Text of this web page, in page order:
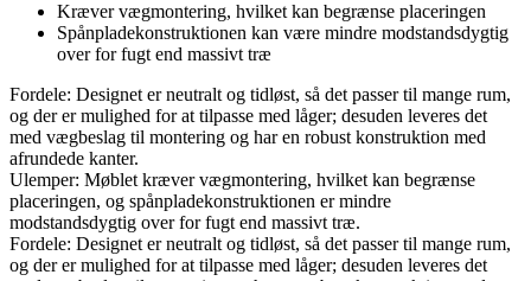
Kræver vægmontering, hvilket kan begrænse placeringen
Spånpladekonstruktionen kan være mindre modstandsdygtig
over for fugt end massivt træ
Fordele: Designet er neutralt og tidløst, så det passer til mange rum,
og der er mulighed for at tilpasse med låger; desuden leveres det
med vægbeslag til montering og har en robust konstruktion med
afrundede kanter.
Ulemper: Møblet kræver vægmontering, hvilket kan begrænse
placeringen, og spånpladekonstruktionen er mindre
modstandsdygtig over for fugt end massivt træ.
Fordele: Designet er neutralt og tidløst, så det passer til mange rum,
og der er mulighed for at tilpasse med låger; desuden leveres det